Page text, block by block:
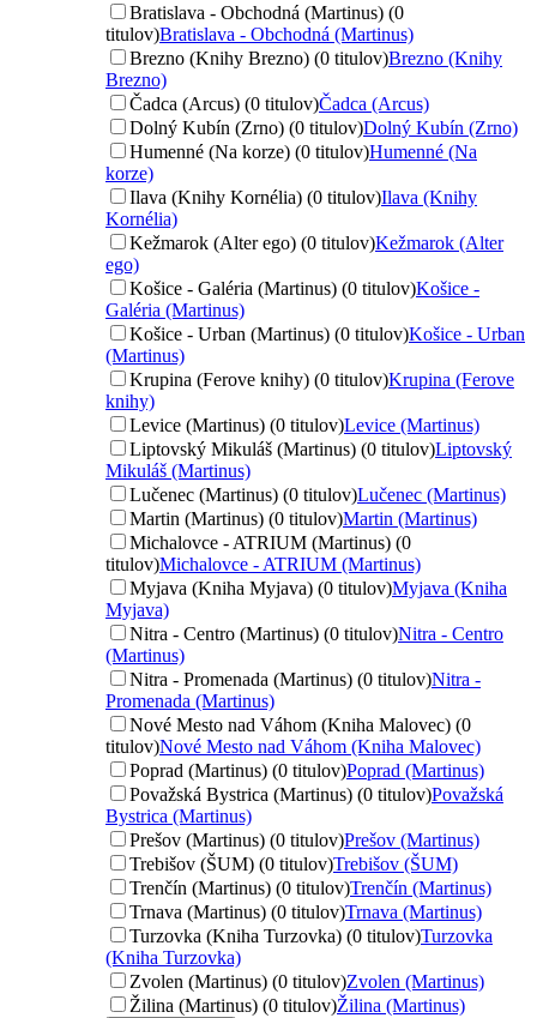
Bratislava - Obchodná (Martinus) (0
titulov)Bratislava - Obchodná (Martinus)
Brezno (Knihy Brezno) (0 titulov)Brezno (Knihy
Brezno)
Čadca (Arcus) (0 titulov)Čadca (Arcus)
Dolný Kubín (Zrno) (0 titulov)Dolný Kubín (Zrno)
Humenné (Na korze) (0 titulov)Humenné (Na
korze)
Ilava (Knihy Kornélia) (0 titulov)Ilava (Knihy
Kornélia)
Kežmarok (Alter ego) (0 titulov)Kežmarok (Alter
ego)
Košice - Galéria (Martinus) (0 titulov)Košice -
Galéria (Martinus)
Košice - Urban (Martinus) (0 titulov)Košice - Urban
(Martinus)
Krupina (Ferove knihy) (0 titulov)Krupina (Ferove
knihy)
Levice (Martinus) (0 titulov)Levice (Martinus)
Liptovský Mikuláš (Martinus) (0 titulov)Liptovský
Mikuláš (Martinus)
Lučenec (Martinus) (0 titulov)Lučenec (Martinus)
Martin (Martinus) (0 titulov)Martin (Martinus)
Michalovce - ATRIUM (Martinus) (0
titulov)Michalovce - ATRIUM (Martinus)
Myjava (Kniha Myjava) (0 titulov)Myjava (Kniha
Myjava)
Nitra - Centro (Martinus) (0 titulov)Nitra - Centro
(Martinus)
Nitra - Promenada (Martinus) (0 titulov)Nitra -
Promenada (Martinus)
Nové Mesto nad Váhom (Kniha Malovec) (0
titulov)Nové Mesto nad Váhom (Kniha Malovec)
Poprad (Martinus) (0 titulov)Poprad (Martinus)
Považská Bystrica (Martinus) (0 titulov)Považská
Bystrica (Martinus)
Prešov (Martinus) (0 titulov)Prešov (Martinus)
Trebišov (ŠUM) (0 titulov)Trebišov (ŠUM)
Trenčín (Martinus) (0 titulov)Trenčín (Martinus)
Trnava (Martinus) (0 titulov)Trnava (Martinus)
Turzovka (Kniha Turzovka) (0 titulov)Turzovka
(Kniha Turzovka)
Zvolen (Martinus) (0 titulov)Zvolen (Martinus)
Žilina (Martinus) (0 titulov)Žilina (Martinus)